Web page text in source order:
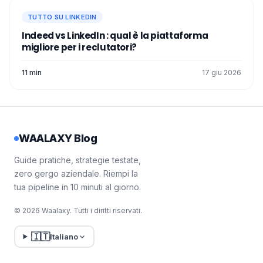
TUTTO SU LINKEDIN
Indeed vs LinkedIn : qual è la piattaforma
migliore per i reclutatori?
11 min 17 giu 2026
WAALAXY Blog
Guide pratiche, strategie testate,
zero gergo aziendale. Riempi la
tua pipeline in 10 minuti al giorno.
© 2026 Waalaxy. Tutti i diritti riservati.
🇮🇹Italiano